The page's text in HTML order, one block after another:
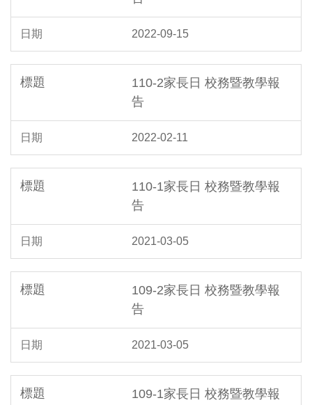
2022-09-15
110-2家長日 校務暨教學報
告
2022-02-11
110-1家長日 校務暨教學報
告
2021-03-05
109-2家長日 校務暨教學報
告
2021-03-05
109-1家長日 校務暨教學報